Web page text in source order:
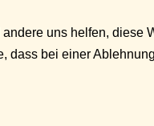
uns helfen, diese
bei einer